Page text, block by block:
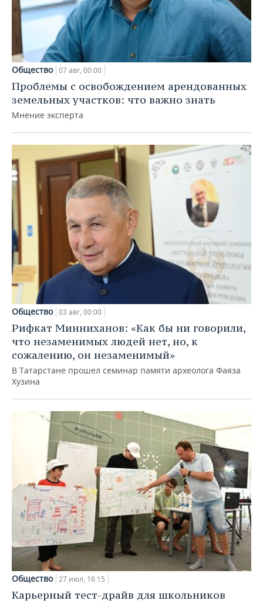
Общество 07 авг, 00:00
Проблемы с освобождением арендованных
земельных участков: что важно знать
Мнение эксперта
Общество 03 авг, 00:00
Рифкат Минниханов: «Как бы ни говорили,
что незаменимых людей нет, но, к
сожалению, он незаменимый»
В Татарстане прошел семинар памяти археолога Фаяза
Хузина
Общество 27 июл, 16:15
Карьерный тест-драйв для школьников